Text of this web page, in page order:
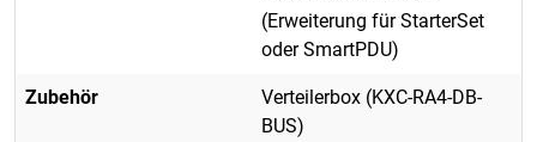
(Erweiterung für StarterSet
oder SmartPDU)
Zubehör
Verteilerbox (KXC-RA4-DB-
BUS)